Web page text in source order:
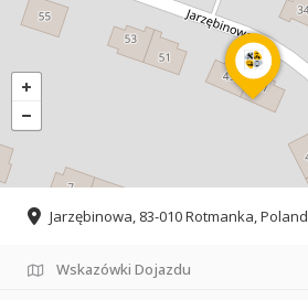
Jarzębinowa, 83-010 Rotmanka, Poland
Wskazówki Dojazdu